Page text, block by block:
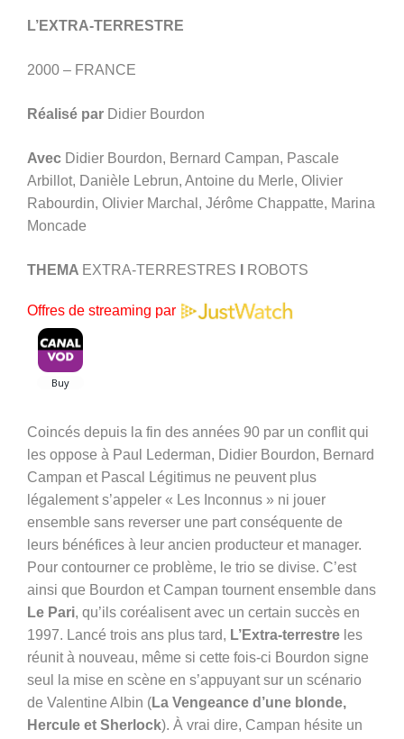
L’EXTRA-TERRESTRE
2000 – FRANCE
Réalisé par Didier Bourdon
Avec Didier Bourdon, Bernard Campan, Pascale
Arbillot, Danièle Lebrun, Antoine du Merle, Olivier
Rabourdin, Olivier Marchal, Jérôme Chappatte, Marina
Moncade
THEMA EXTRA-TERRESTRES ROBOTS
Offres de streaming par
Coincés depuis la fin des années 90 par un conflit qui
les oppose à Paul Lederman, Didier Bourdon, Bernard
Campan et Pascal Légitimus ne peuvent plus
légalement s’appeler « Les Inconnus » ni jouer
ensemble sans reverser une part conséquente de
leurs bénéfices à leur ancien producteur et manager.
Pour contourner ce problème, le trio se divise. C’est
ainsi que Bourdon et Campan tournent ensemble dans
Le Pari, qu’ils coréalisent avec un certain succès en
1997. Lancé trois ans plus tard, L’Extra-terrestre les
réunit à nouveau, même si cette fois-ci Bourdon signe
seul la mise en scène en s’appuyant sur un scénario
de Valentine Albin (La Vengeance d’une blonde,
Hercule et Sherlock). À vrai dire, Campan hésite un